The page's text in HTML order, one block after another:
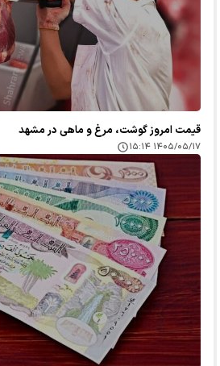
قیمت امروز گوشت، مرغ و ماهی در مشهد
۱۴۰۵/۰۵/۱۷ ۱۵:۱۴